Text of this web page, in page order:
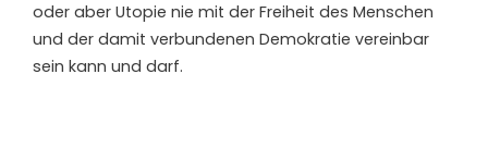
oder aber Utopie nie mit der Freiheit des Menschen
und der damit verbundenen Demokratie vereinbar
sein kann und darf.